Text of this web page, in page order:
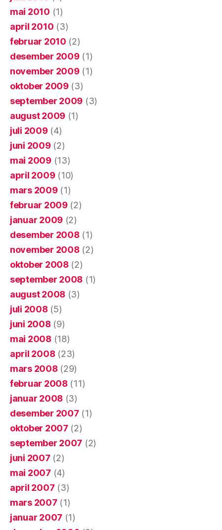
mai 2010 (1)
april 2010 (3)
februar 2010 (2)
desember 2009 (1)
november 2009 (1)
oktober 2009 (3)
september 2009 (3)
august 2009 (1)
juli 2009 (4)
juni 2009 (2)
mai 2009 (13)
april 2009 (10)
mars 2009 (1)
februar 2009 (2)
januar 2009 (2)
desember 2008 (1)
november 2008 (2)
oktober 2008 (2)
september 2008 (1)
august 2008 (3)
juli 2008 (5)
juni 2008 (9)
mai 2008 (18)
april 2008 (23)
mars 2008 (29)
februar 2008 (11)
januar 2008 (3)
desember 2007 (1)
oktober 2007 (2)
september 2007 (2)
juni 2007 (2)
mai 2007 (4)
april 2007 (3)
mars 2007 (1)
januar 2007 (1)